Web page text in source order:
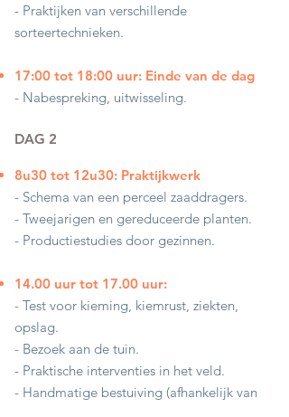
- Praktijken van verschillende
sorteertechnieken.
17:00 tot 18:00 uur: Einde van de dag
- Nabespreking, uitwisseling.
DAG 2
8u30 tot 12u30: Praktijkwerk
- Schema van een perceel zaaddragers.
- Tweejarigen en gereduceerde planten.
- Productiestudies door gezinnen.
14.00 uur tot 17.00 uur:
- Test voor kieming, kiemrust, ziekten,
opslag.
- Bezoek aan de tuin.
- Praktische interventies in het veld.
- Handmatige bestuiving (afhankelijk van